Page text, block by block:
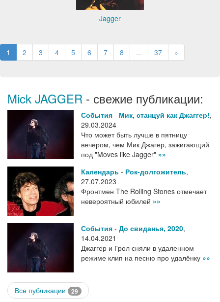
Jagger
1 2 3 4 5 6 7 8 ... 37 »
Mick JAGGER - свежие публикации:
События - Мик, станцуй как Джаггер!,
29.03.2024
Что может быть лучше в пятницу
вечером, чем Мик Джагер, зажигающий
под "Moves like Jagger" »»
Календарь - Рок-долгожитель,
27.07.2023
Фронтмен The Rolling Stones отмечает
невероятный юбилей »»
События - До свиданья, 2020,
14.04.2021
Джаггер и Грол сняли в удаленном
режиме клип на песню про удалёнку »»
Все публикации 29